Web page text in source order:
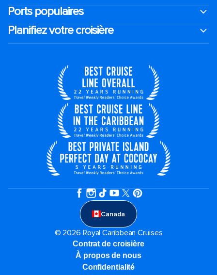
Ports populaires
Planifiez votre croisière
Canada
© 2026 Royal Caribbean Cruises
Contrat de croisière
À propos de nous
Confidentialité